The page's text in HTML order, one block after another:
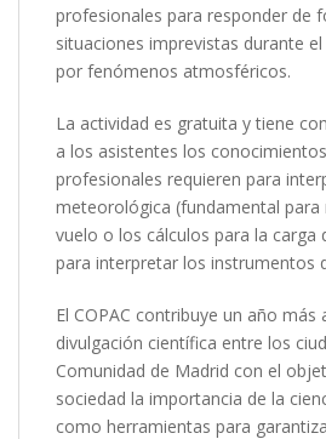
profesionales para responder de
situaciones imprevistas durante
por fenómenos atmosféricos.
La actividad es gratuita y tiene
a los asistentes los
profesionales requieren para
meteorológica (fundamental para
vuelo o los cálculos para la carga
para interpretar los instrumentos
El COPAC contribuye un año más
divulgación científica entre los
Comunidad de Madrid con el
sociedad la importancia de la
como herramientas para